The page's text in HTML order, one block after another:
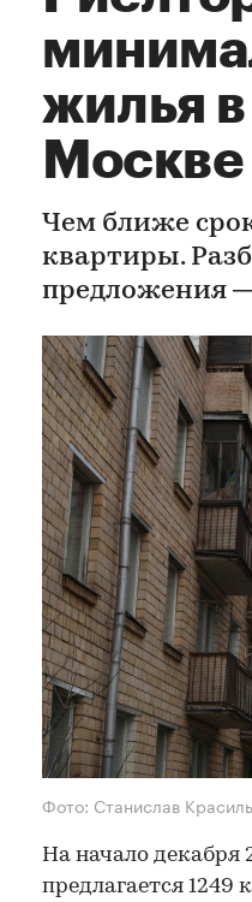
жилья
Москве
Чем ближе
квартиры.
предложения
Фото: Станислав
На начало декабря
предлагается 1249